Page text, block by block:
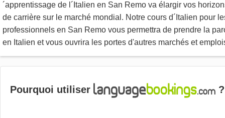
´apprentissage de l´Italien en San Remo va élargir vos
de carrière sur le marché mondial. Notre cours d´Italien pour
professionnels en San Remo vous permettra de prendre la
en Italien et vous ouvrira les portes d'autres marchés et
Pourquoi utiliser ?